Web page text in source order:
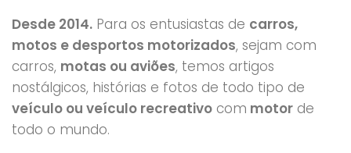
Desde 2014. Para os entusiastas de carros,
motos e desportos motorizados, sejam com
carros, motas ou aviões, temos artigos
nostálgicos, histórias e fotos de todo tipo de
veículo ou veículo recreativo com motor de
todo o mundo.